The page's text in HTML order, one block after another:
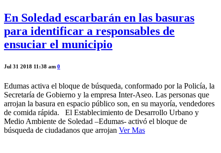
En Soledad escarbarán en las basuras
para identificar a responsables de
ensuciar el municipio
Jul 31 2018 11:38 am 0
Edumas activa el bloque de búsqueda, conformado por la Policía, la
Secretaría de Gobierno y la empresa Inter-Aseo. Las personas que
arrojan la basura en espacio público son, en su mayoría, vendedores
de comida rápida. El Establecimiento de Desarrollo Urbano y
Medio Ambiente de Soledad –Edumas- activó el bloque de
búsqueda de ciudadanos que arrojan Ver Mas